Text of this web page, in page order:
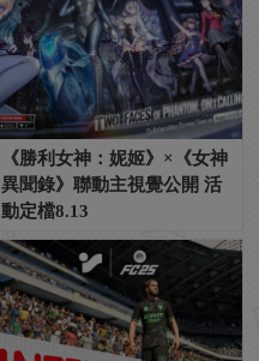
《勝利女神：妮姬》×《女神
異聞錄》聯動主視覺公開 活
動定檔8.13